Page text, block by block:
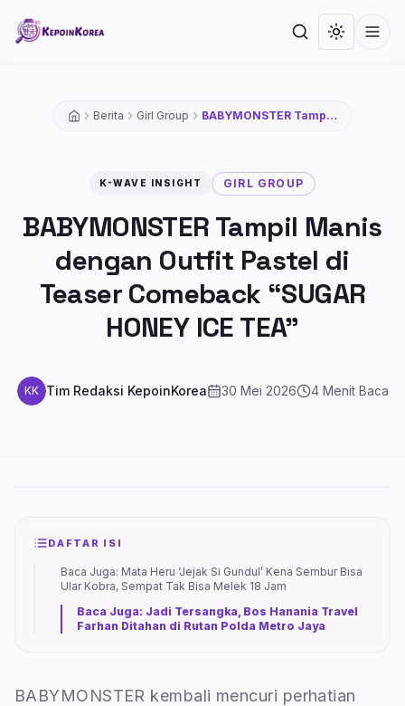
Cari Toggle
Berita Girl Group
BABYMONSTER Tampil
HONEY ICE TEA”
K-WAVE INSIGHT GIRL GROUP
BABYMONSTER Tampil Manis
dengan Outfit Pastel di
Teaser Comeback “SUGAR
HONEY ICE TEA”
KK Tim Redaksi KepoinKorea 30 Mei 2026 4Menit Baca
DAFTAR ISI
Baca Juga: Mata Heru ‘Jejak Si Gundul’ Kena Sembur Bisa
Ular Kobra, Sempat Tak Bisa Melek 18 Jam
Baca Juga: Jadi Tersangka, Bos Hanania Travel
Farhan Ditahan di Rutan Polda Metro Jaya
BABYMONSTER kembali mencuri perhatian